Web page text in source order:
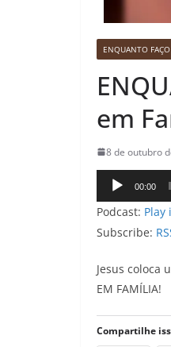
ENQUANTO
em
8 de outubro
Tocador
de
áudio
00:00
Podcast: Play
Subscribe:
Jesus coloca
EM FAMÍLIA!
Compartilhe